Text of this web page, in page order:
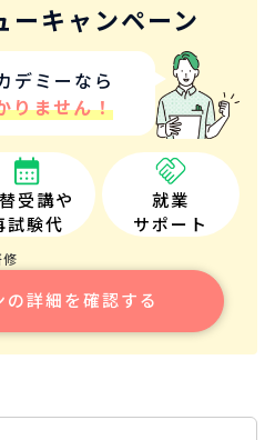
ーキャンペーン
デミーなら
りません！
受講や
試験代
就業
サポート
の詳細を確認する